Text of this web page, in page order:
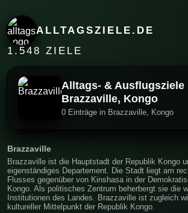
ALLTAGSZIELE.DE
1.548 ZIELE
Alltags- & Ausflugsziele
Brazzaville, Kongo
0 Einträge in Brazzaville, Kongo
Brazzaville
Brazzaville ist die Hauptstadt der Republik Kongo
eigenständiges Departement. Die Stadt liegt am
Flusses gegenüber von Kinshasa in der
Kongo. Als politisches Zentrum beherbergt sie die
Institutionen des Landes. Brazzaville ist zugleich
kultureller Mittelpunkt der Republik Kongo.